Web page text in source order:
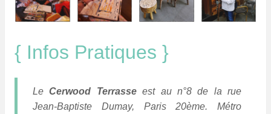
{ Infos Pratiques }
LeCerwood Terrasseest au n°8 de la rue
Jean-Baptiste Dumay, Paris 20ème. Métro